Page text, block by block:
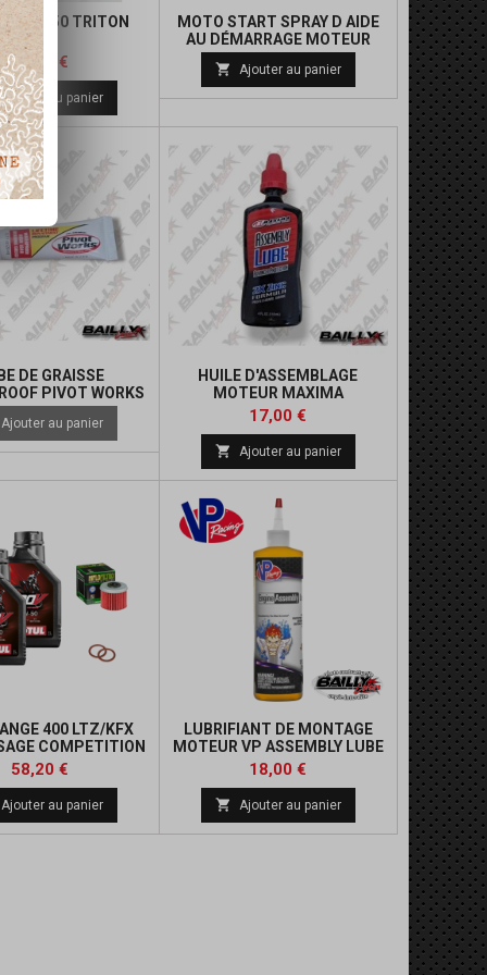
A AIR 450 TRITON
Prix
21,79 €
base
Ajouter au panier
MOTO START SPRAY D AIDE
AU DÉMARRAGE MOTEUR
 Ajouter au panier
DE GRAISSE
PIVOT WORKS
Ajouter au panier
HUILE D'ASSEMBLAGE
MOTEUR MAXIMA
Prix
17,00 €
 Ajouter au panier
400 LTZ/KFX
COMPETITION
Prix
58,20 €
base
Ajouter au panier
LUBRIFIANT DE MONTAGE
MOTEUR VP ASSEMBLY LUBE
(355 ML)
Prix
18,00 €
 Ajouter au panier